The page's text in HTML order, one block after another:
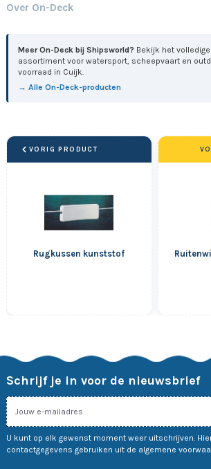
Over On-Deck
Meer On-Deck bij Shipsworld? Bekijk het
assortiment voor watersport, scheepvaart en
voorraad in Cuijk.
→ Alle On-Deck-producten
VORIG PRODUCT
Rugkussen kunststof
Schrijf je in voor de nieuwsbrief
U kunt op elk gewenst moment weer uitschrijven.
contactgegevens gebruiken uit de algemene